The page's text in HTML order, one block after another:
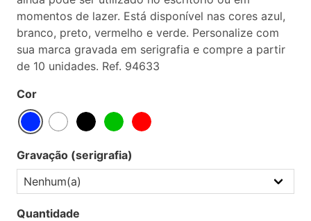
momentos de lazer. Está disponível nas cores azul,
branco, preto, vermelho e verde. Personalize com
sua marca gravada em serigrafia e compre a partir
de 10 unidades. Ref. 94633
Cor
Gravação (serigrafia)
Quantidade